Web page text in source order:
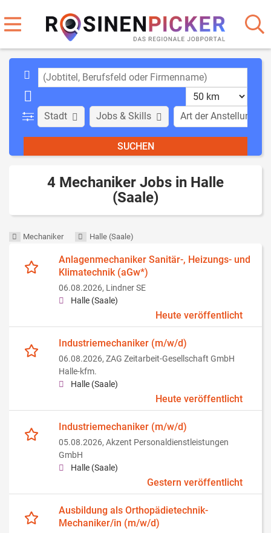
Stadt Art der Anstellung
Jobs & Skills
4 Mechaniker Jobs in Halle
(Saale)
Mechaniker Halle (Saale)
Anlagenmechaniker Sanitär-, Heizungs- und
Klimatechnik (aGw*)
06.08.2026, Lindner SE
Halle (Saale)
Heute veröffentlicht
Industriemechaniker (m/w/d)
06.08.2026, ZAG Zeitarbeit-Gesellschaft GmbH
Halle-kfm.
Halle (Saale)
Heute veröffentlicht
Industriemechaniker (m/w/d)
05.08.2026, Akzent Personaldienstleistungen
GmbH
Halle (Saale)
Gestern veröffentlicht
Ausbildung als Orthopädietechnik-
Mechaniker/in (m/w/d)